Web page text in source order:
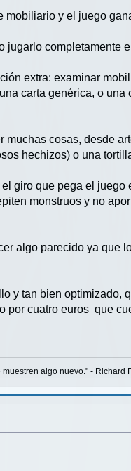
mobiliario y el juego
jugarlo completamente
extra: examinar
carta genérica, o
cosas, desde
hechizos) o una
giro que pega el juego
monstruos y no
algo parecido ya que
y tan bien optimizado,
por cuatro euros que
algo nuevo." - Richard